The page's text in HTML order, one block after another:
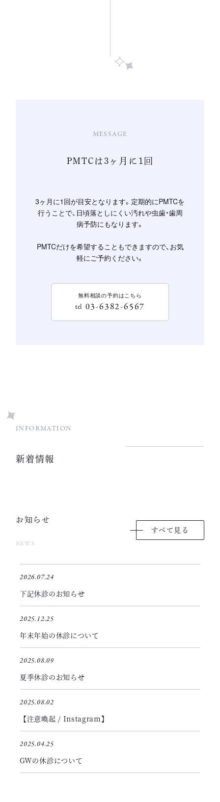
MESSAGE
PMTCは3ヶ月に1回
3ヶ月に1回が目安となります。定期的にPMTCを
行うことで、日頃落としにくい汚れや虫歯・歯周
病予防にもなります。
PMTCだけを希望することもできますので、お気
軽にご予約ください。
無料相談の予約はこちら
tel 03-6382-6567
INFORMATION
新着情報
お知らせ
NEWS
すべて見る
2026.07.24
下記休診のお知らせ
2025.12.25
年末年始の休診について
2025.08.09
夏季休診のお知らせ
2025.08.02
【注意喚起 / Instagram】
2025.04.25
GWの休診について